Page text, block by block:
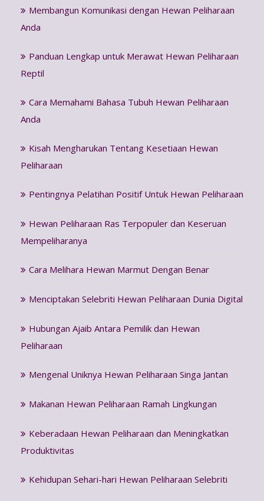
Membangun Komunikasi dengan Hewan Peliharaan
Anda
Panduan Lengkap untuk Merawat Hewan Peliharaan
Reptil
Cara Memahami Bahasa Tubuh Hewan Peliharaan
Anda
Kisah Mengharukan Tentang Kesetiaan Hewan
Peliharaan
Pentingnya Pelatihan Positif Untuk Hewan Peliharaan
Hewan Peliharaan Ras Terpopuler dan Keseruan
Mempeliharanya
Cara Melihara Hewan Marmut Dengan Benar
Menciptakan Selebriti Hewan Peliharaan Dunia Digital
Hubungan Ajaib Antara Pemilik dan Hewan
Peliharaan
Mengenal Uniknya Hewan Peliharaan Singa Jantan
Makanan Hewan Peliharaan Ramah Lingkungan
Keberadaan Hewan Peliharaan dan Meningkatkan
Produktivitas
Kehidupan Sehari-hari Hewan Peliharaan Selebriti